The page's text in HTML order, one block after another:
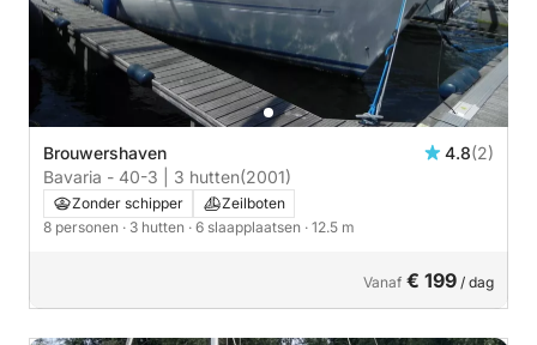
Brouwershaven 4.8(2)
Bavaria - 40-3 | 3 hutten(2001)
Zonder schipper
Zeilboten
8 personen · 3 hutten · 6 slaapplaatsen · 12.5 m
Vanaf € 199 / dag